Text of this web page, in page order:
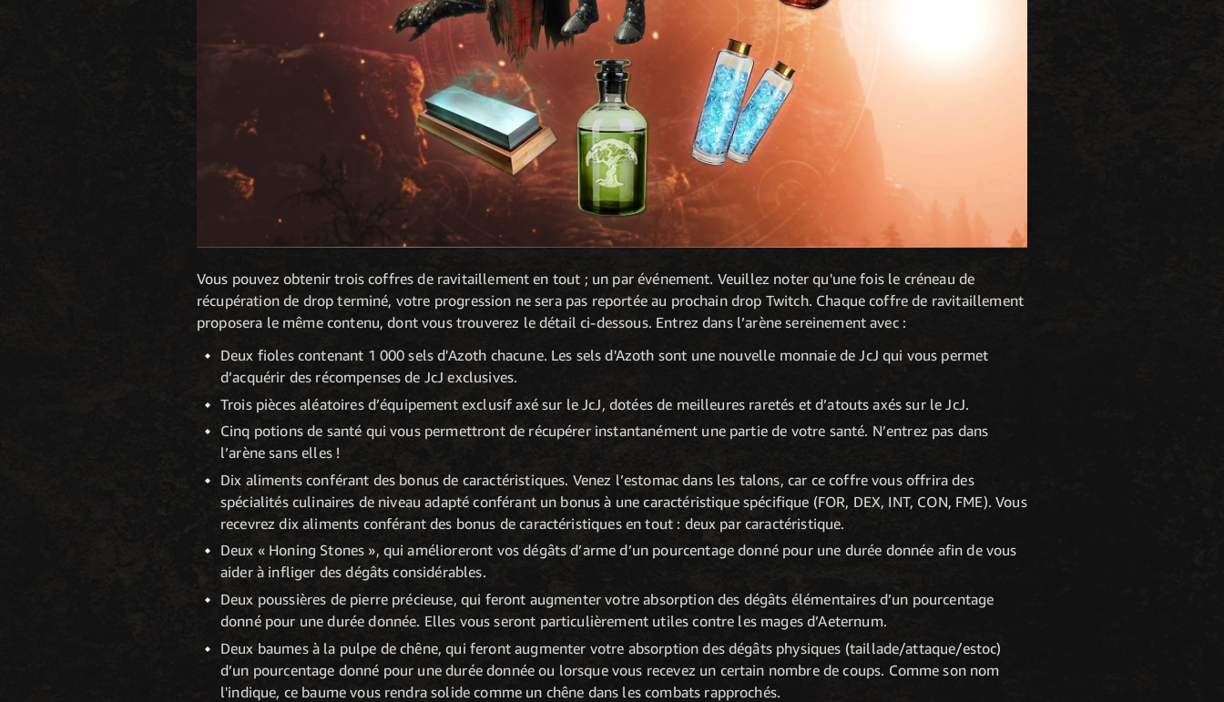
Vous pouvez obtenir trois coffres de ravitaillement en tout ; un par événement. Veuillez noter qu'une fois le créneau de
récupération de drop terminé, votre progression ne sera pas reportée au prochain drop Twitch. Chaque coffre de ravitaillement
proposera le même contenu, dont vous trouverez le détail ci-dessous. Entrez dans l’arène sereinement avec :
Deux fioles contenant 1 000 sels d'Azoth chacune. Les sels d'Azoth sont une nouvelle monnaie de JcJ qui vous permet
d’acquérir des récompenses de JcJ exclusives.
Trois pièces aléatoires d’équipement exclusif axé sur le JcJ, dotées de meilleures raretés et d’atouts axés sur le JcJ.
Cinq potions de santé qui vous permettront de récupérer instantanément une partie de votre santé. N’entrez pas dans
l’arène sans elles !
Dix aliments conférant des bonus de caractéristiques. Venez l’estomac dans les talons, car ce coffre vous offrira des
spécialités culinaires de niveau adapté conférant un bonus à une caractéristique spécifique (FOR, DEX, INT, CON, FME). Vous
recevrez dix aliments conférant des bonus de caractéristiques en tout : deux par caractéristique.
Deux « Honing Stones », qui amélioreront vos dégâts d’arme d’un pourcentage donné pour une durée donnée afin de vous
aider à infliger des dégâts considérables.
Deux poussières de pierre précieuse, qui feront augmenter votre absorption des dégâts élémentaires d’un pourcentage
donné pour une durée donnée. Elles vous seront particulièrement utiles contre les mages d’Aeternum.
Deux baumes à la pulpe de chêne, qui feront augmenter votre absorption des dégâts physiques (taillade/attaque/estoc)
d’un pourcentage donné pour une durée donnée ou lorsque vous recevez un certain nombre de coups. Comme son nom
l'indique, ce baume vous rendra solide comme un chêne dans les combats rapprochés.